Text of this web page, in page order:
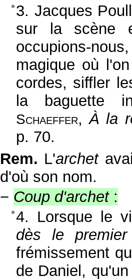
3. Jacques
sur la scène
occupions-
magique où
cordes, siffler
la baguette
Schaeffer,À la
p. 70.
Rem. L'archet
d'où son nom.
− Coup d'archet:
4. Lorsque le
dès le
frémissement
de Daniel,